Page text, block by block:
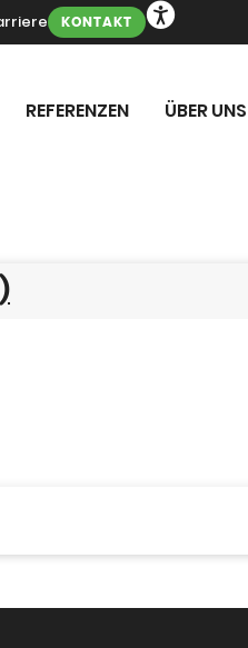
KONTAKT
REFERENZEN ÜBER UNS